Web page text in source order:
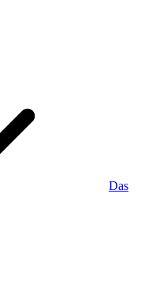
Das